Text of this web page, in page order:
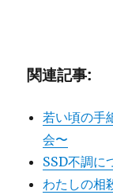
関連記事:
若い頃の手
会〜
SSD不調に
わたしの相